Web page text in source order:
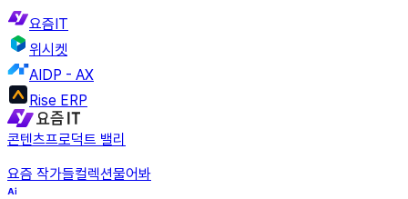
요즘IT
위시켓
AIDP - AX
Rise ERP
콘텐츠프로덕트 밸리
요즘 작가들컬렉션물어봐